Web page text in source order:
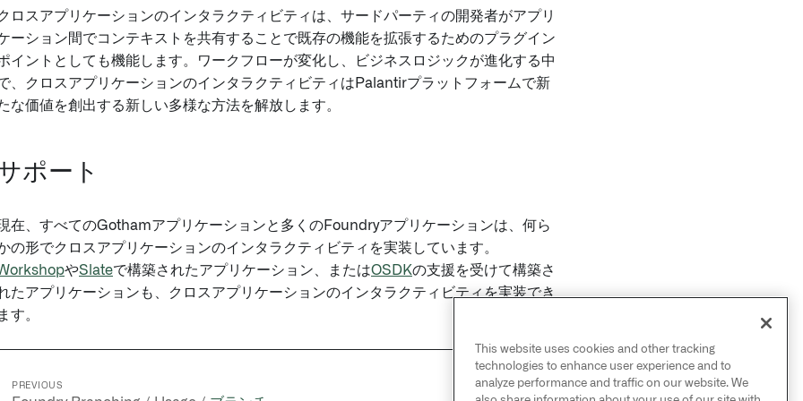
ロスアプリケーションのインタラクティビティは、サードパーティの開発者がアプリ
ーション間でコンテキストを共有することで既存の機能を拡張するためのプラグイン
イントとしても機能します。ワークフローが変化し、ビジネスロジックが進化する中
、クロスアプリケーションのインタラクティビティはPalantirプラットフォームで新
な価値を創出する新しい多様な方法を解放します。
ポート
在、すべてのGothamアプリケーションと多くのFoundryアプリケーションは、何ら
の形でクロスアプリケーションのインタラクティビティを実装しています。
やSlateで構築されたアプリケーション、またはOSDKの支援を受けて構築さ
たアプリケーションも、クロスアプリケーションのインタラクティビティを実装でき
ます。
PREVIOUS
NEXT
This website uses cookies and other tracking
technologies to enhance user experience and to
analyze performance and traffic on our website. We